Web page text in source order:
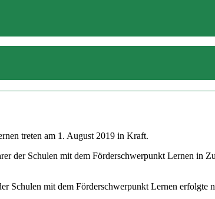
treten am 1. August 2019 in Kraft.
der Schulen mit dem Förderschwerpunkt Lernen in
Schulen mit dem Förderschwerpunkt Lernen erfolgte